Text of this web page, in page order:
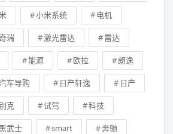
小米系统 电机
瑞 激光雷达 雷达
能源 欧拉 朗逸
汽车导购 日产轩逸 日产
克 试驾 科技
武士 smart 奔驰